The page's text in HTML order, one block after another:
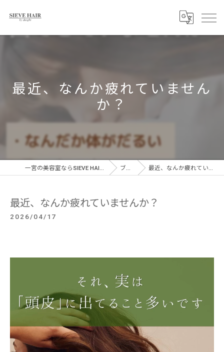
最近、なんか疲れていません
か？
一宮の美容室ならSIEVE HAIR 一宮駅前店 ブログ 最近、なんか疲れていませんか？
最近、なんか疲れていませんか？
2026/04/17